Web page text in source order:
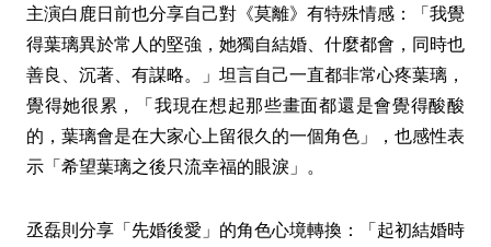
主演白鹿日前也分享自己對《莫離》有特殊情感：「我覺
得葉璃異於常人的堅強，她獨自結婚、什麼都會，同時也
善良、沉著、有謀略。」坦言自己一直都非常心疼葉璃，
覺得她很累，「我現在想起那些畫面都還是會覺得酸酸
的，葉璃會是在大家心上留很久的一個角色」，也感性表
示「希望葉璃之後只流幸福的眼淚」。
丞磊則分享「先婚後愛」的角色心境轉換：「起初結婚時